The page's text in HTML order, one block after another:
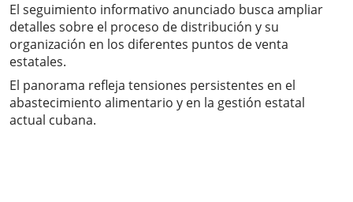
El seguimiento informativo anunciado busca ampliar
detalles sobre el proceso de distribución y su
organización en los diferentes puntos de venta
estatales.
El panorama refleja tensiones persistentes en el
abastecimiento alimentario y en la gestión estatal
actual cubana.